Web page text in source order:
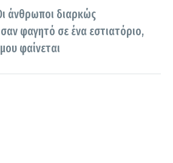
άνθρωποι διαρκώς
φαγητό σε ένα εστιατόριο,
φαίνεται